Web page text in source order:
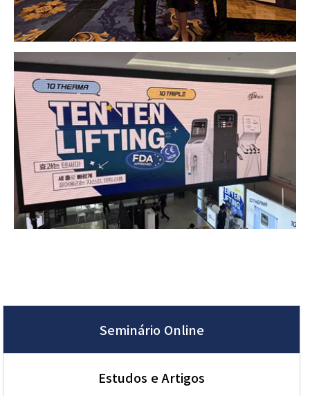
Seminário Online
Estudos e Artigos